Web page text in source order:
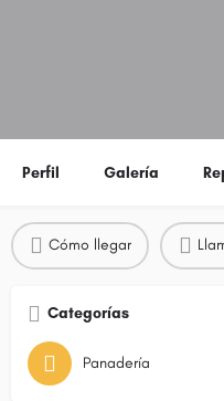
Perfil Galería
Cómo llegar
Categorías
Panadería